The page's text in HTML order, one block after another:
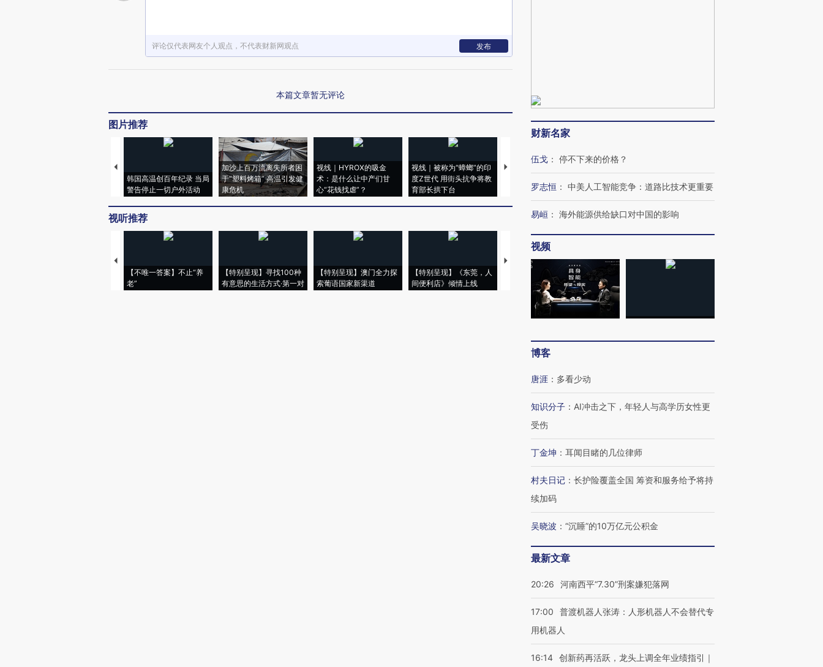
评论仅代表网友个人观点，不代表财新网观点 发布
本篇文章暂无评论
图片推荐
韩国高温创百年纪录 当局
警告停止一切户外活动
加沙上百万流离失所者困
于“塑料烤箱” 高温引发健
康危机
视线｜HYROX的吸金
术：是什么让中产们甘
心“花钱找虐”？
视线｜被称为“蟑螂”的印
度Z世代 用街头抗争将教
育部长拱下台
视线｜“入侵”还是“人道危
飞地休达
4000人
米
视听推荐
【不唯一答案】不止“养
老”
【特别呈现】寻找100种
有意思的生活方式·第一对
【特别呈现】澳门全力探
索葡语国家新渠道
【特别呈现】《东莞，人
间便利店》倾情上线
【推广】走进第四届链博
会，让数智科技“链”接产
有意思的生活方式·第三对
【商旅对话】华住集团
财新名家
伍戈 ： 停不下来的价格？
罗志恒 ： 中美人工智能竞争：道路比技术更重要
易峘 ： 海外能源供给缺口对中国的影响
视频
博客
唐涯 ： 多看少动
知识分子 ： AI冲击之下，年轻人与高学历女性更
受伤
丁金坤 ： 耳闻目睹的几位律师
村夫日记 ： 长护险覆盖全国 筹资和服务给予将持
续加码
吴晓波 ： “沉睡”的10万亿元公积金
最新文章
20:26 河南西平“7.30”刑案嫌犯落网
17:00
普渡机器人张涛：人形机器人不会替代专
用机器人
16:14 创新药再活跃，龙头上调全年业绩指引｜